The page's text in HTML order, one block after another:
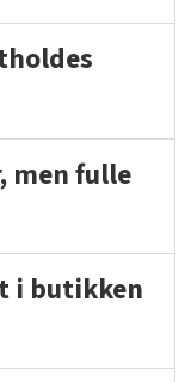
men fulle
i butikken